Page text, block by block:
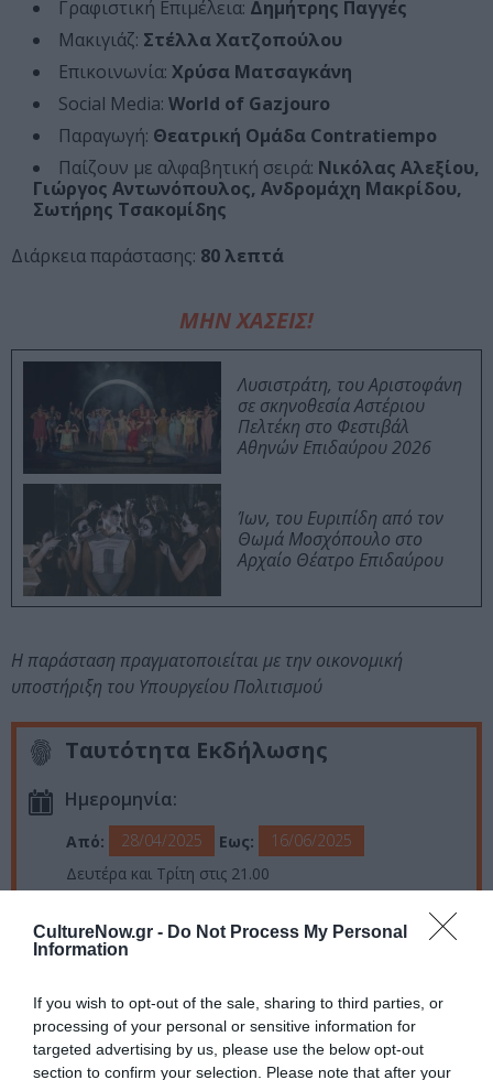
CultureNow.gr - Do Not Process My Personal
Information
If you wish to opt-out of the sale, sharing to third parties, or
processing of your personal or sensitive information for
targeted advertising by us, please use the below opt-out
section to confirm your selection. Please note that after your
Γραφιστική Επιμέλεια: Δημήτρης Παγγές
Μακιγιάζ: Στέλλα Χατζοπούλου
Επικοινωνία: Χρύσα Ματσαγκάνη
Social Media: World of Gazjouro
Παραγωγή: Θεατρική Ομάδα Contratiempo
Παίζουν με αλφαβητική σειρά: Νικόλας Αλεξίου,
Γιώργος Αντωνόπουλος, Ανδρομάχη Μακρίδου,
Σωτήρης Τσακομίδης
Διάρκεια παράστασης: 80 λεπτά
ΜΗΝ ΧΑΣΕΙΣ!
Λυσιστράτη, του Αριστοφάνη
σε σκηνοθεσία Αστέριου
Πελτέκη στο Φεστιβάλ
Αθηνών Επιδαύρου 2026
Ίων, του Ευριπίδη από τον
Θωμά Μοσχόπουλο στο
Αρχαίο Θέατρο Επιδαύρου
Η παράσταση πραγματοποιείται με την οικονομική
υποστήριξη του Υπουργείου Πολιτισμού
Ταυτότητα Εκδήλωσης
Ημερομηνία:
Από: 28/04/2025 Εως:
16/06/2025
Δευτέρα και Τρίτη στις 21.00
Θέατρο 104, Ευμολπιδών 41, Γκάζι
Θέατρο 104
Eισιτήρια: